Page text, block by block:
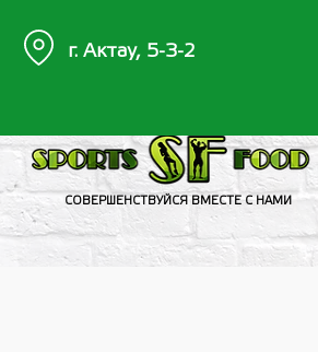
СОВЕРШЕНСТВУЙСЯ ВМЕСТЕ С НАМИ
г. Актау, 5-3-2